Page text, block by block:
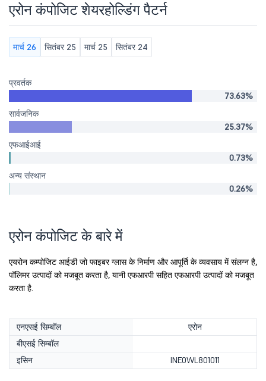
एरोन कंपोजिट शेयरहोल्डिंग पैटर्न
मार्च 26 सितंबर 25 मार्च 25 सितंबर 24
प्रवर्तक
73.63%
सार्वजनिक
25.37%
एफआईआई
0.73%
अन्य संस्थान
0.26%
एरोन कंपोजिट के बारे में
एयरोन कम्पोजिट आईडी जो फाइबर ग्लास के निर्माण और आपूर्ति के व्यवसाय में संलग्न है,
पॉलिमर उत्पादों को मजबूत करता है, यानी एफआरपी सहित एफआरपी उत्पादों को मजबूत
करता है.
एनएसई सिम्बॉल
एरोन
बीएसई सिम्बॉल
इसिन
INE0WL801011